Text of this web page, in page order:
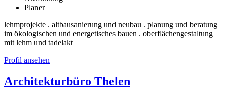
Planer
lehmprojekte . altbausanierung und neubau . planung und beratung
im ökologischen und energetisches bauen . oberflächengestaltung
mit lehm und tadelakt
Profil ansehen
Architekturbüro Thelen